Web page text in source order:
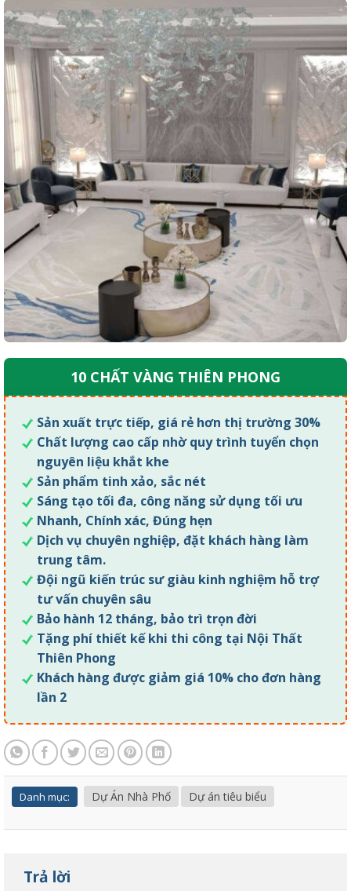
10 CHẤT VÀNG THIÊN PHONG
Sản xuất trực tiếp, giá rẻ hơn thị trường 30%
Chất lượng cao cấp nhờ quy trình tuyển chọn
nguyên liệu khắt khe
Sản phẩm tinh xảo, sắc nét
Sáng tạo tối đa, công năng sử dụng tối ưu
Nhanh, Chính xác, Đúng hẹn
Dịch vụ chuyên nghiệp, đặt khách hàng làm
trung tâm.
Đội ngũ kiến trúc sư giàu kinh nghiệm hỗ trợ
tư vấn chuyên sâu
Bảo hành 12 tháng, bảo trì trọn đời
Tặng phí thiết kế khi thi công tại Nội Thất
Thiên Phong
Khách hàng được giảm giá 10% cho đơn hàng
lần 2
Danh mục: Dự Án Nhà Phố Dự án tiêu biểu
Trả lời